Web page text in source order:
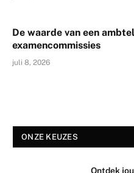
De waarde van een
examencommissies
juli 8, 2026
ONZE KEUZES
Ontdek